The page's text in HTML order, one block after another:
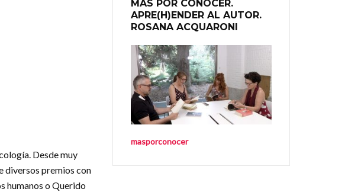
Desde muy
diversos premios con
humanos o Querido
MÁS POR CONOCER.
APRE(H)ENDER AL AUTOR.
ROSANA ACQUARONI
masporconocer